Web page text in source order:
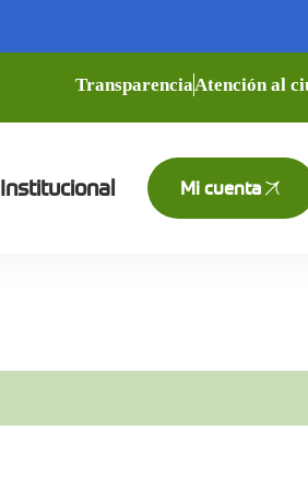
TransparenciaAtención al
Institucional Mi cuenta